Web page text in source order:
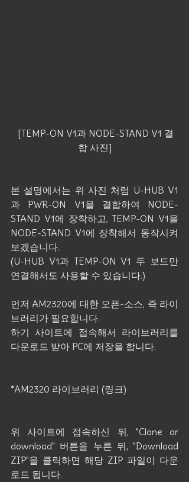
합 사진]
본 설명에서는 위 사진 처럼 U-HUB V1
과 PWR-ON V1을 결합하여 NODE-
STAND V1에 장착하고, TEMP-ON V1을
NODE-STAND V1에 장착해서 동작시켜
보겠습니다.
(U-HUB V1과 TEMP-ON V1 두 보드만
연결해서도 사용할 수 있습니다.)
먼저 AM2320에 대한 오픈-소스, 즉 라이
브러리가 필요합니다.
하기 사이트에 접속해서 라이브러리를
다운로드 받아 PC에 저장을 합니다.
*AM2320 라이브러리 (링크)
위 사이트에 접속하신 뒤, "Clone or
download" 버튼을 누른 뒤, "Download
ZIP"을 클릭하면 해당 ZIP 파일이 다운
로드 됩니다.